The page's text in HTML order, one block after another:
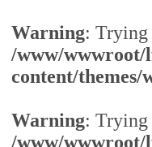
Warning: Trying
/www/wwwroot/
content/themes/
Warning: Trying
/www/wwwroot/